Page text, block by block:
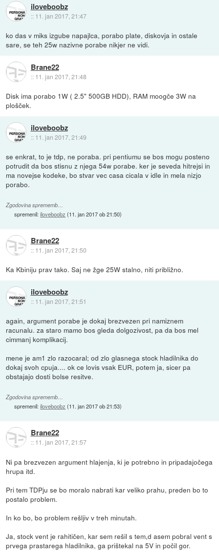
iloveboobz
:: 11. jan 2017, 21:47
ko das v miks izgube napajlca, porabo plate, diskovja in ostale
sare, se teh 25w nazivne porabe nikjer ne vidi.
Brane22
:: 11. jan 2017, 21:48
Disk ima porabo 1W ( 2.5" 500GB HDD), RAM moogče 3W na
plošček.
iloveboobz
:: 11. jan 2017, 21:49
se enkrat, to je tdp, ne poraba. pri pentiumu se bos mogu posteno
potrudit da bos stisnu z njega 54w porabe. ker je seveda hitrejsi in
ma novejse kodeke, bo stvar vec casa cicala v idle in mela nizjo
porabo.
Zgodovina sprememb…
spremenil:iloveboobz (11. jan 2017 ob 21:50)
Brane22
:: 11. jan 2017, 21:50
Ka Kbiniju prav tako. Saj ne žge 25W stalno, niti približno.
iloveboobz
:: 11. jan 2017, 21:51
again, argument porabe je dokaj brezvezen pri namiznem
racunalu. za staro mamo bos gleda dolgozivost, pa da bos mel
cimmanj komplikacij.
mene je am1 zlo razocaral; od zlo glasnega stock hladilnika do
dokaj svoh cpuja.... ok ce lovis vsak EUR, potem ja, sicer pa
obstajajo dosti bolse resitve.
Zgodovina sprememb…
spremenil:iloveboobz (11. jan 2017 ob 21:53)
Brane22
:: 11. jan 2017, 21:57
Ni pa brezvezen argument hlajenja, ki je potrebno in pripadajočega
hrupa itd.
Pri tem TDPju se bo moralo nabrati kar veliko prahu, preden bo to
postalo problem.
In ko bo, bo problem rešljiv v treh minutah.
Ja, stock vent je rahitičen, kar sem rešil s tem,d asem pobral vent s
prvega prastarega hladilnika, ga prištekal na 5V in počil gor.